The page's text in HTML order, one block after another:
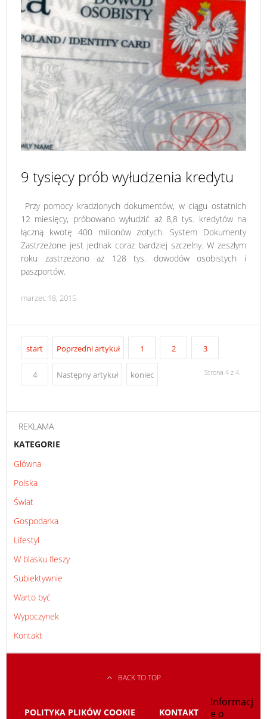
9 tysięcy prób wyłudzenia kredytu
Przy pomocy kradzionych dokumentów, w ciągu ostatnich
12 miesięcy, próbowano wyłudzić aż 8,8 tys. kredytów na
łączną kwotę 400 milionów złotych. System Dokumenty
Zastrzeżone jest jednak coraz bardziej szczelny. W zeszłym
roku zastrzeżono aż 128 tys. dowodów osobistych i
paszportów.
marzec 18, 2015
start Poprzedni artykuł 1 2 3
4 Następny artykuł koniec Strona 4 z 4
REKLAMA
KATEGORIE
Główna
Polska
Świat
Gospodarka
Lifestyl
W blasku fleszy
Subiektywnie
Warto być
Wypoczynek
Kontakt
BACK TO TOP
POLITYKA PLIKÓW COOKIE KONTAKT
Informacj
e o